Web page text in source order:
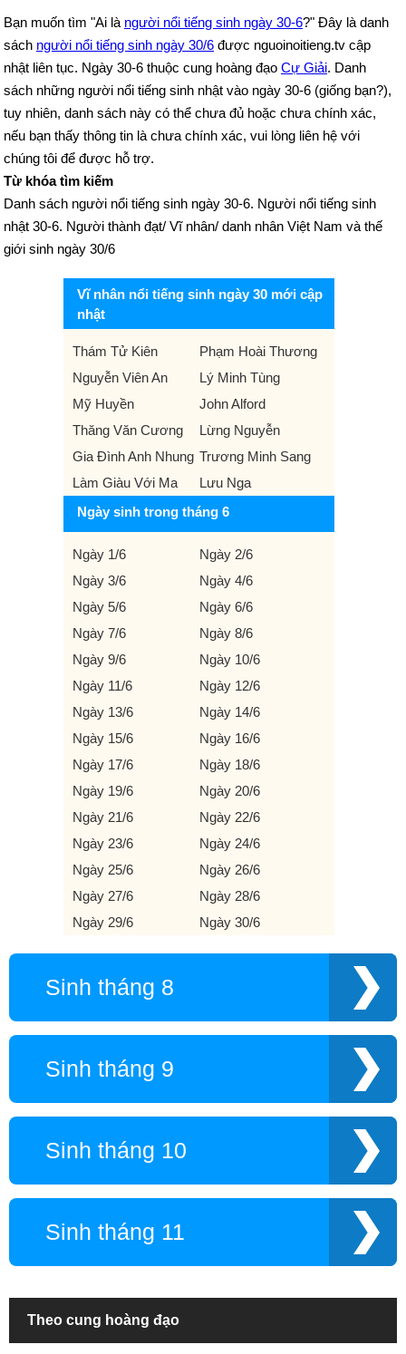
Bạn muốn tìm "Ai là người nổi tiếng sinh ngày 30-6?" Đây là danh
sách người nổi tiếng sinh ngày 30/6 được nguoinoitieng.tv cập
nhật liên tục. Ngày 30-6 thuộc cung hoàng đạo Cự Giải. Danh
sách những người nổi tiếng sinh nhật vào ngày 30-6 (giống bạn?),
tuy nhiên, danh sách này có thể chưa đủ hoặc chưa chính xác,
nếu bạn thấy thông tin là chưa chính xác, vui lòng liên hệ với
chúng tôi để được hỗ trợ.
Từ khóa tìm kiếm
Danh sách người nổi tiếng sinh ngày 30-6. Người nổi tiếng sinh
nhật 30-6. Người thành đạt/ Vĩ nhân/ danh nhân Việt Nam và thế
giới sinh ngày 30/6
Vĩ nhân nổi tiếng sinh ngày 30 mới cập
nhật
Thám Tử Kiên
Phạm Hoài Thương
Nguyễn Viên An
Lý Minh Tùng
Mỹ Huyền
John Alford
Thăng Văn Cương
Lừng Nguyễn
Gia Đình Anh Nhung Trương Minh Sang
Làm Giàu Với Ma
Lưu Nga
Ngày sinh trong tháng 6
Ngày 1/6
Ngày 2/6
Ngày 3/6
Ngày 4/6
Ngày 5/6
Ngày 6/6
Ngày 7/6
Ngày 8/6
Ngày 9/6
Ngày 10/6
Ngày 11/6
Ngày 12/6
Ngày 13/6
Ngày 14/6
Ngày 15/6
Ngày 16/6
Ngày 17/6
Ngày 18/6
Ngày 19/6
Ngày 20/6
Ngày 21/6
Ngày 22/6
Ngày 23/6
Ngày 24/6
Ngày 25/6
Ngày 26/6
Ngày 27/6
Ngày 28/6
Ngày 29/6
Ngày 30/6
Sinh tháng 8
Sinh tháng 9
Sinh tháng 10
Sinh tháng 11
Theo cung hoàng đạo